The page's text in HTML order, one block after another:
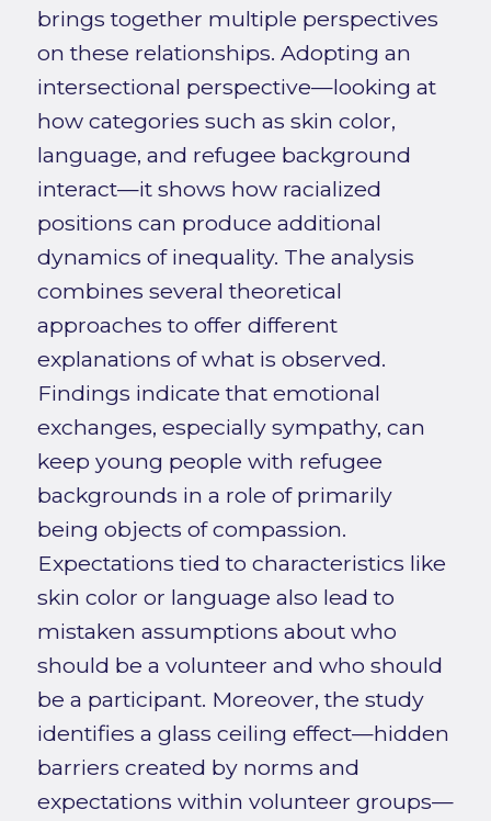
brings together multiple perspectives
on these relationships. Adopting an
intersectional perspective—looking at
how categories such as skin color,
language, and refugee background
interact—it shows how racialized
positions can produce additional
dynamics of inequality. The analysis
combines several theoretical
approaches to offer different
explanations of what is observed.
Findings indicate that emotional
exchanges, especially sympathy, can
keep young people with refugee
backgrounds in a role of primarily
being objects of compassion.
Expectations tied to characteristics like
skin color or language also lead to
mistaken assumptions about who
should be a volunteer and who should
be a participant. Moreover, the study
identifies a glass ceiling effect—hidden
barriers created by norms and
expectations within volunteer groups—